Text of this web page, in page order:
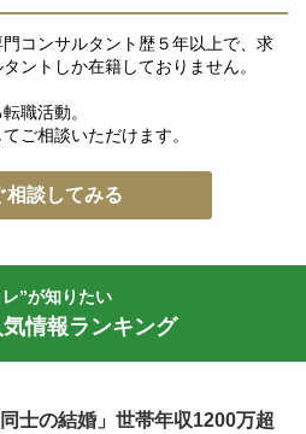
コンサルタント歴５年以上で、求
ントしか在籍しておりません。
職活動。
ご相談いただけます。
相談してみる
”が知りたい
情報ランキング
同士の結婚」世帯年収1200万超